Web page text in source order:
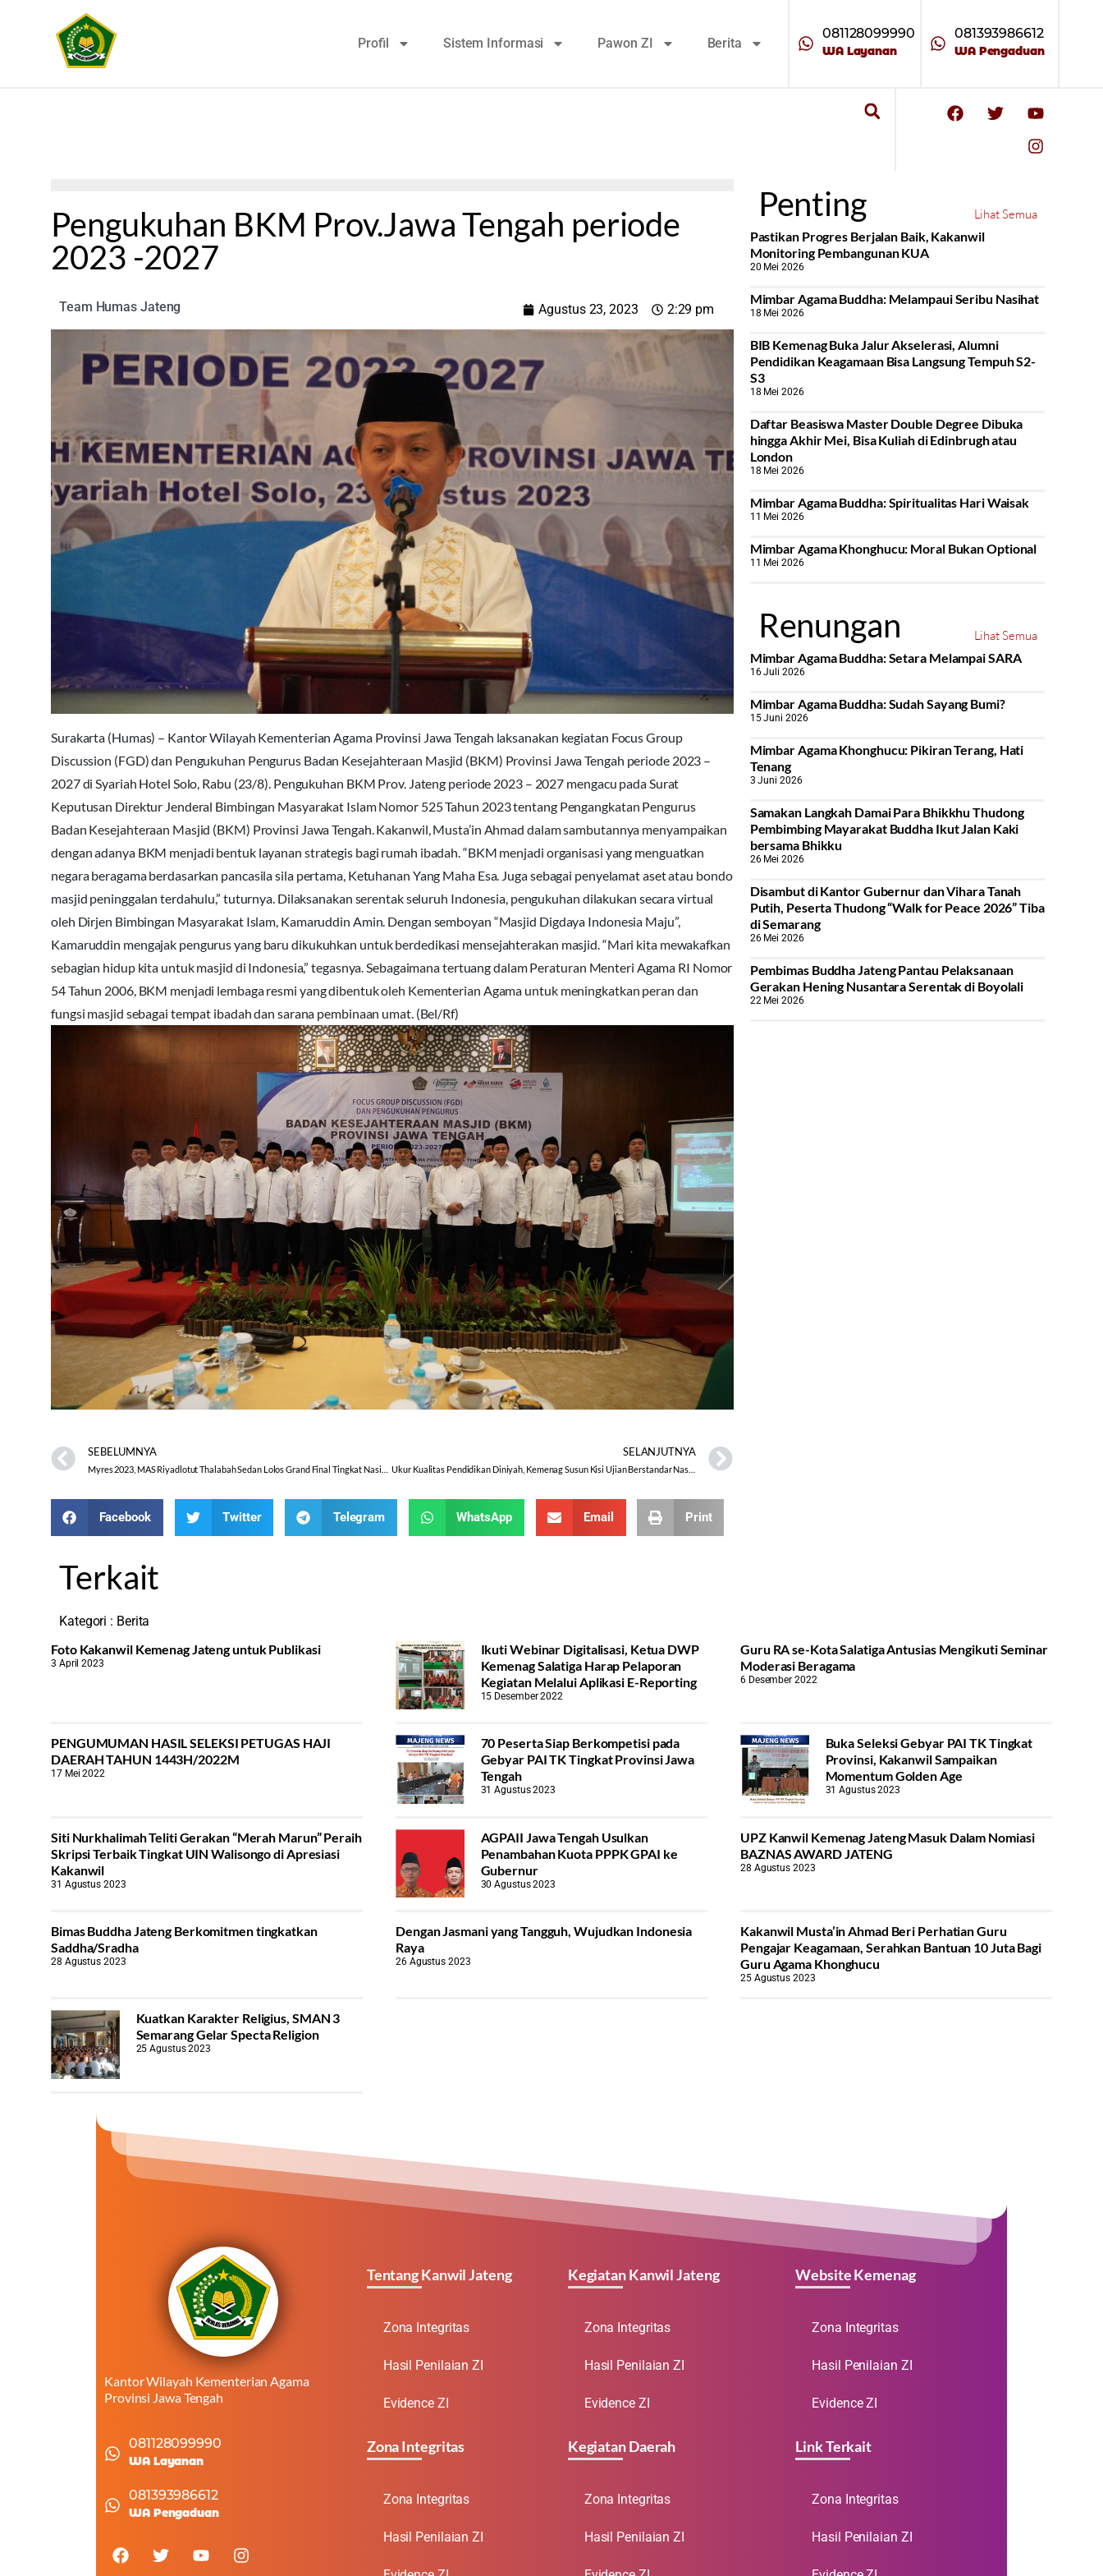
Profil Sistem Informasi Pawon ZI Berita
081128099990
WA Layanan
081393986612
WA Pengaduan
Pengukuhan BKM Prov.Jawa Tengah periode
2023 -2027
Team Humas Jateng Agustus 23, 2023 2:29 pm
Surakarta (Humas) – Kantor Wilayah Kementerian Agama Provinsi Jawa Tengah laksanakan kegiatan Focus Group
Discussion (FGD) dan Pengukuhan Pengurus Badan Kesejahteraan Masjid (BKM) Provinsi Jawa Tengah periode 2023 –
2027 di Syariah Hotel Solo, Rabu (23/8). Pengukuhan BKM Prov. Jateng periode 2023 – 2027 mengacu pada Surat
Keputusan Direktur Jenderal Bimbingan Masyarakat Islam Nomor 525 Tahun 2023 tentang Pengangkatan Pengurus
Badan Kesejahteraan Masjid (BKM) Provinsi Jawa Tengah. Kakanwil, Musta’in Ahmad dalam sambutannya menyampaikan
dengan adanya BKM menjadi bentuk layanan strategis bagi rumah ibadah. “BKM menjadi organisasi yang menguatkan
negara beragama berdasarkan pancasila sila pertama, Ketuhanan Yang Maha Esa. Juga sebagai penyelamat aset atau bondo
masjid peninggalan terdahulu,” tuturnya. Dilaksanakan serentak seluruh Indonesia, pengukuhan dilakukan secara virtual
oleh Dirjen Bimbingan Masyarakat Islam, Kamaruddin Amin. Dengan semboyan “Masjid Digdaya Indonesia Maju”,
Kamaruddin mengajak pengurus yang baru dikukuhkan untuk berdedikasi mensejahterakan masjid. “Mari kita mewakafkan
sebagian hidup kita untuk masjid di Indonesia,” tegasnya. Sebagaimana tertuang dalam Peraturan Menteri Agama RI Nomor
54 Tahun 2006, BKM menjadi lembaga resmi yang dibentuk oleh Kementerian Agama untuk meningkatkan peran dan
fungsi masjid sebagai tempat ibadah dan sarana pembinaan umat. (Bel/Rf)
SEBELUMNYA SELANJUTNYA
Facebook Twitter Telegram WhatsApp Email Print
Penting
Lihat Semua
Pastikan Progres Berjalan Baik, Kakanwil
Monitoring Pembangunan KUA
20 Mei 2026
Mimbar Agama Buddha: Melampaui Seribu Nasihat
18 Mei 2026
BIB Kemenag Buka Jalur Akselerasi, Alumni
Pendidikan Keagamaan Bisa Langsung Tempuh S2-
S3
18 Mei 2026
Daftar Beasiswa Master Double Degree Dibuka
hingga Akhir Mei, Bisa Kuliah di Edinbrugh atau
London
18 Mei 2026
Mimbar Agama Buddha: Spiritualitas Hari Waisak
11 Mei 2026
Mimbar Agama Khonghucu: Moral Bukan Optional
11 Mei 2026
Renungan
Lihat Semua
Mimbar Agama Buddha: Setara Melampai SARA
16 Juli 2026
Mimbar Agama Buddha: Sudah Sayang Bumi?
15 Juni 2026
Mimbar Agama Khonghucu: Pikiran Terang, Hati
Tenang
3 Juni 2026
Samakan Langkah Damai Para Bhikkhu Thudong
Pembimbing Mayarakat Buddha Ikut Jalan Kaki
bersama Bhikku
26 Mei 2026
Disambut di Kantor Gubernur dan Vihara Tanah
Putih, Peserta Thudong “Walk for Peace 2026” Tiba
di Semarang
26 Mei 2026
‎Pembimas Buddha Jateng Pantau Pelaksanaan
Gerakan Hening Nusantara Serentak di Boyolali
22 Mei 2026
Terkait
Kategori : Berita
Foto Kakanwil Kemenag Jateng untuk Publikasi
3 April 2023
Ikuti Webinar Digitalisasi, Ketua DWP
Kemenag Salatiga Harap Pelaporan
Kegiatan Melalui Aplikasi E-Reporting
15 Desember 2022
Guru RA se-Kota Salatiga Antusias Mengikuti Seminar
Moderasi Beragama
6 Desember 2022
PENGUMUMAN HASIL SELEKSI PETUGAS HAJI
DAERAH TAHUN 1443H/2022M
17 Mei 2022
70 Peserta Siap Berkompetisi pada
Gebyar PAI TK Tingkat Provinsi Jawa
Tengah
31 Agustus 2023
Buka Seleksi Gebyar PAI TK Tingkat
Provinsi, Kakanwil Sampaikan
Momentum Golden Age
31 Agustus 2023
Siti Nurkhalimah Teliti Gerakan “Merah Marun” Peraih
Skripsi Terbaik Tingkat UIN Walisongo di Apresiasi
Kakanwil
31 Agustus 2023
AGPAII Jawa Tengah Usulkan
Penambahan Kuota PPPK GPAI ke
Gubernur
30 Agustus 2023
UPZ Kanwil Kemenag Jateng Masuk Dalam Nomiasi
BAZNAS AWARD JATENG
28 Agustus 2023
Bimas Buddha Jateng Berkomitmen tingkatkan
Saddha/Sradha
28 Agustus 2023
Dengan Jasmani yang Tangguh, Wujudkan Indonesia
Raya
26 Agustus 2023
Kakanwil Musta’in Ahmad Beri Perhatian Guru
Pengajar Keagamaan, Serahkan Bantuan 10 Juta Bagi
Guru Agama Khonghucu
25 Agustus 2023
Kuatkan Karakter Religius, SMAN 3
Semarang Gelar Specta Religion
25 Agustus 2023
Kantor Wilayah Kementerian Agama
Provinsi Jawa Tengah
081128099990
WA Layanan
081393986612
WA Pengaduan
Tentang Kanwil Jateng
Zona Integritas
Hasil Penilaian ZI
Evidence ZI
Zona Integritas
Zona Integritas
Hasil Penilaian ZI
Kegiatan Kanwil Jateng
Zona Integritas
Hasil Penilaian ZI
Evidence ZI
Kegiatan Daerah
Zona Integritas
Hasil Penilaian ZI
Website Kemenag
Zona Integritas
Hasil Penilaian ZI
Evidence ZI
Link Terkait
Zona Integritas
Hasil Penilaian ZI